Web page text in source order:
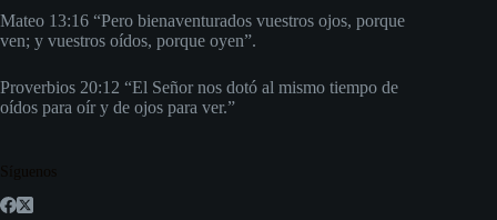
Mateo 13:16 “Pero bienaventurados vuestros ojos, porque
ven; y vuestros oídos, porque oyen”.
Proverbios 20:12 “El Señor nos dotó al mismo tiempo de
oídos para oír y de ojos para ver.”
Síguenos